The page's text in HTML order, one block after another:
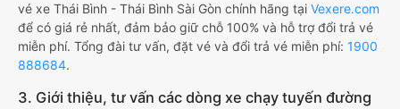
vé xe Thái Bình - Thái Bình Sài Gòn chính hãng tại Vexere.com
để có giá rẻ nhất, đảm bảo giữ chỗ 100% và hỗ trợ đổi trả vé
miễn phí. Tổng đài tư vấn, đặt vé và đổi trả vé miễn phí: 1900
888684.
3. Giới thiệu, tư vấn các dòng xe chạy tuyến đường